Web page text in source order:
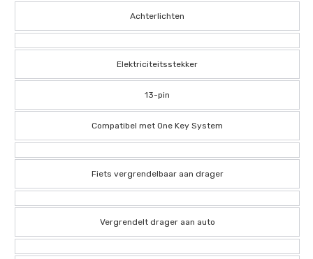
Achterlichten
Elektriciteitsstekker
13-pin
Compatibel met One Key System
Fiets vergrendelbaar aan drager
Vergrendelt drager aan auto